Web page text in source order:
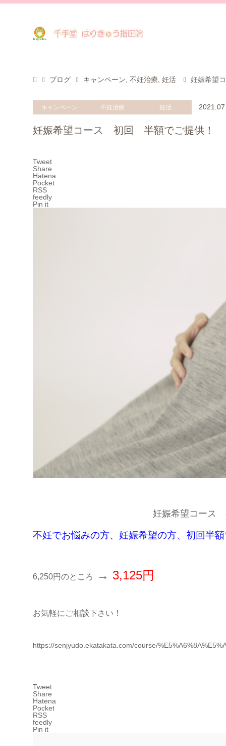
ブログ キャンペーン, 不妊治療, 妊活 妊娠希望
キャンペーン 不妊治療 妊活
妊娠希望コース 初回 半額でご提供！
Tweet
Share
Hatena
Pocket
RSS
feedly
Pin it
妊娠希望コース
不妊でお悩みの方、妊娠希望の方、初回半
6,250円のところ → 3,125円
お気軽にご相談下さい！
https://senjyudo.ekatakata.com/course/
Tweet
Share
Hatena
Pocket
RSS
feedly
Pin it